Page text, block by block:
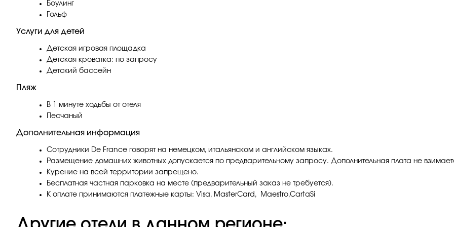
Боулинг
Гольф
Услуги для детей
Детская игровая площадка
Детская кроватка: по запросу
Детский бассейн
Пляж
В 1 минуте ходьбы от отеля
Песчаный
Дополнительная информация
Сотрудники De France говорят на немецком, итальянском и английском языках.
Размещение домашних животных допускается по предварительному запросу. Дополнительная плата не
Курение на всей территории запрещено.
Бесплатная частная парковка на месте (предварительный заказ не требуется).
К оплате принимаются платежные карты: Visa, MasterCard, Maestro,CartaSi